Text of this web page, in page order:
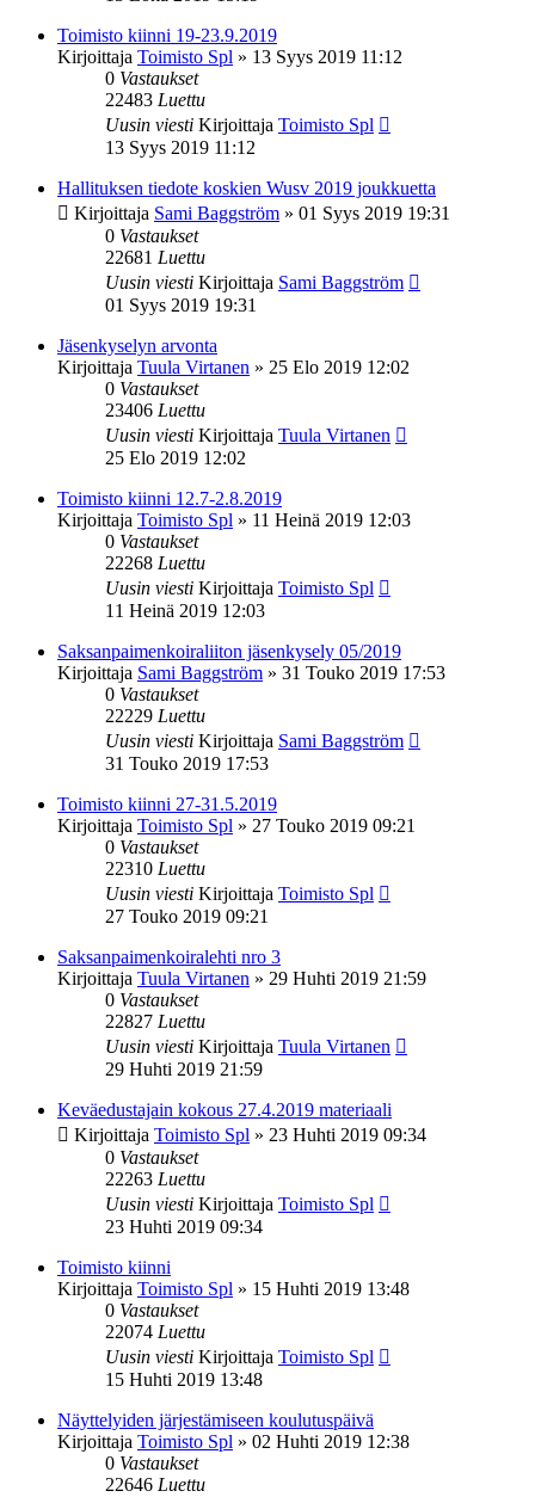
Toimisto kiinni 19-23.9.2019
Kirjoittaja Toimisto Spl » 13 Syys 2019 11:12
0 Vastaukset
22483 Luettu
Uusin viesti Kirjoittaja Toimisto Spl
13 Syys 2019 11:12
Hallituksen tiedote koskien Wusv 2019 joukkuetta
Kirjoittaja Sami Baggström » 01 Syys 2019 19:31
0 Vastaukset
22681 Luettu
Uusin viesti Kirjoittaja Sami Baggström
01 Syys 2019 19:31
Jäsenkyselyn arvonta
Kirjoittaja Tuula Virtanen » 25 Elo 2019 12:02
0 Vastaukset
23406 Luettu
Uusin viesti Kirjoittaja Tuula Virtanen
25 Elo 2019 12:02
Toimisto kiinni 12.7-2.8.2019
Kirjoittaja Toimisto Spl » 11 Heinä 2019 12:03
0 Vastaukset
22268 Luettu
Uusin viesti Kirjoittaja Toimisto Spl
11 Heinä 2019 12:03
Saksanpaimenkoiraliiton jäsenkysely 05/2019
Kirjoittaja Sami Baggström » 31 Touko 2019 17:53
0 Vastaukset
22229 Luettu
Uusin viesti Kirjoittaja Sami Baggström
31 Touko 2019 17:53
Toimisto kiinni 27-31.5.2019
Kirjoittaja Toimisto Spl » 27 Touko 2019 09:21
0 Vastaukset
22310 Luettu
Uusin viesti Kirjoittaja Toimisto Spl
27 Touko 2019 09:21
Saksanpaimenkoiralehti nro 3
Kirjoittaja Tuula Virtanen » 29 Huhti 2019 21:59
0 Vastaukset
22827 Luettu
Uusin viesti Kirjoittaja Tuula Virtanen
29 Huhti 2019 21:59
Keväedustajain kokous 27.4.2019 materiaali
Kirjoittaja Toimisto Spl » 23 Huhti 2019 09:34
0 Vastaukset
22263 Luettu
Uusin viesti Kirjoittaja Toimisto Spl
23 Huhti 2019 09:34
Toimisto kiinni
Kirjoittaja Toimisto Spl » 15 Huhti 2019 13:48
0 Vastaukset
22074 Luettu
Uusin viesti Kirjoittaja Toimisto Spl
15 Huhti 2019 13:48
Näyttelyiden järjestämiseen koulutuspäivä
Kirjoittaja Toimisto Spl » 02 Huhti 2019 12:38
0 Vastaukset
22646 Luettu